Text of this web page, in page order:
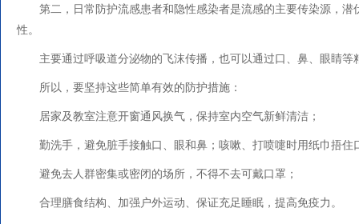
第二，日常防护流感患者和隐性感染者是流感的主要传染源，潜
性。
主要通过呼吸道分泌物的飞沫传播，也可以通过口、鼻、眼睛等
所以，要坚持这些简单有效的防护措施：
居家及教室注意开窗通风换气，保持室内空气新鲜清洁；
勤洗手，避免脏手接触口、眼和鼻；咳嗽、打喷嚏时用纸巾捂住
避免去人群密集或密闭的场所，不得不去可戴口罩；
合理膳食结构、加强户外运动、保证充足睡眠，提高免疫力。